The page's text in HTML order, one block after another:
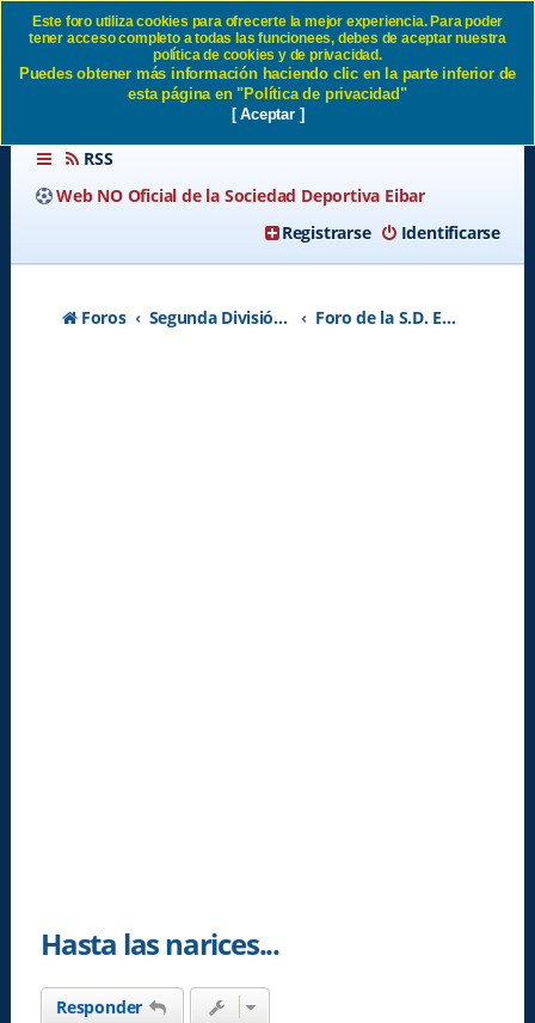
Hasta las narices... SD Eibar
RSS
Web NO Oficial de la Sociedad Deportiva Eibar
Identificarse
Registrarse
Foros Segunda División A - Temporada 2026-2027 Foro de la S.D. Eibar
Hasta las narices...
Responder
Este foro utiliza cookies para ofrecerte la mejor experiencia. Para poder
tener acceso completo a todas las funcionees, debes de aceptar nuestra
política de cookies y de privacidad.
Puedes obtener más información haciendo clic en la parte inferior de
esta página en "Política de privacidad"
[ Aceptar ]